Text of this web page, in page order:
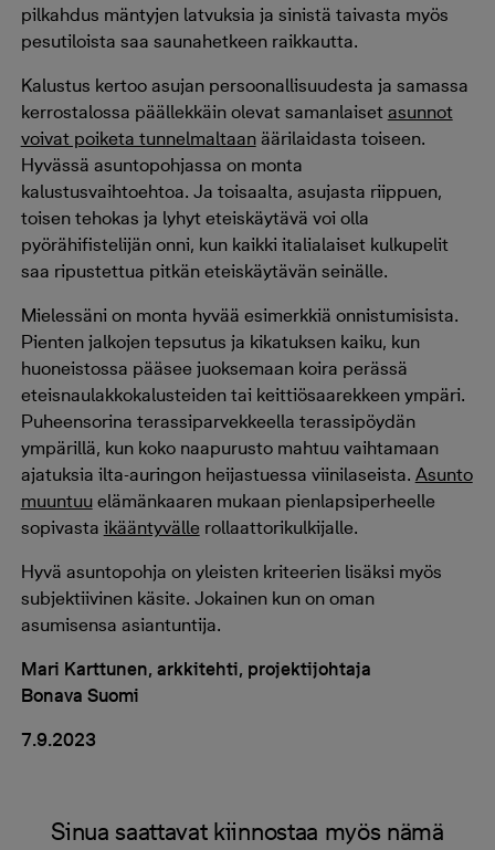
pilkahdus mäntyjen latvuksia ja sinistä taivasta myös
pesutiloista saa saunahetkeen raikkautta.
Kalustus kertoo asujan persoonallisuudesta ja samassa
kerrostalossa päällekkäin olevat samanlaiset asunnot
voivat poiketa tunnelmaltaanäärilaidasta toiseen.
Hyvässä asuntopohjassa on monta
kalustusvaihtoehtoa. Ja toisaalta, asujasta riippuen,
toisen tehokas ja lyhyt eteiskäytävä voi olla
pyörähifistelijän onni, kun kaikki italialaiset kulkupelit
saa ripustettua pitkän eteiskäytävän seinälle.
Mielessäni on monta hyvää esimerkkiä onnistumisista.
Pienten jalkojen tepsutus ja kikatuksen kaiku, kun
huoneistossa pääsee juoksemaan koira perässä
eteisnaulakkokalusteiden tai keittiösaarekkeen ympäri.
Puheensorina terassiparvekkeella terassipöydän
ympärillä, kun koko naapurusto mahtuu vaihtamaan
ajatuksia ilta-auringon heijastuessa viinilaseista. Asunto
muuntuuelämänkaaren mukaan pienlapsiperheelle
sopivasta ikääntyvällerollaattorikulkijalle.
Hyvä asuntopohja on yleisten kriteerien lisäksi myös
subjektiivinen käsite. Jokainen kun on oman
asumisensa asiantuntija.
Mari Karttunen, arkkitehti, projektijohtaja
Bonava Suomi
7.9.2023
Sinua saattavat kiinnostaa myös nämä